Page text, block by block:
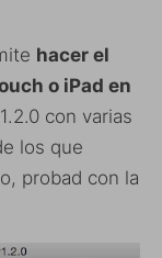
hacer el
o iPad en
con varias
los que
probad con la